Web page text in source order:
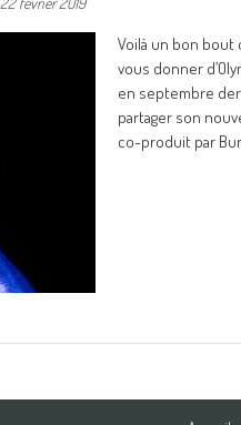
Voilà un bon
vous donner
en septembre
partager son
co-produit par